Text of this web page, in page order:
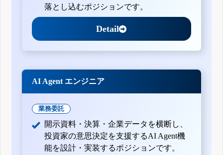
落とし込むポジションです。
Detail
AI Agent エンジニア
業務委託
開示資料・決算・企業データを横断し、
投資家の意思決定を支援するAI Agent機
能を設計・実装するポジションです。